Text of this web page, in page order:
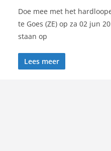
Doe mee met het
te Goes (ZE) op za 02 jun
staan op
Lees meer